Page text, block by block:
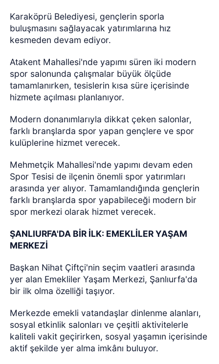
Karaköprü Belediyesi, gençlerin sporla
buluşmasını sağlayacak yatırımlarına hız
kesmeden devam ediyor.
Atakent Mahallesi'nde yapımı süren iki modern
spor salonunda çalışmalar büyük ölçüde
tamamlanırken, tesislerin kısa süre içerisinde
hizmete açılması planlanıyor.
Modern donanımlarıyla dikkat çeken salonlar,
farklı branşlarda spor yapan gençlere ve spor
kulüplerine hizmet verecek.
Mehmetçik Mahallesi'nde yapımı devam eden
Spor Tesisi de ilçenin önemli spor yatırımları
arasında yer alıyor. Tamamlandığında gençlerin
farklı branşlarda spor yapabileceği modern bir
spor merkezi olarak hizmet verecek.
ŞANLIURFA'DA BİR İLK: EMEKLİLER YAŞAM
MERKEZİ
Başkan Nihat Çiftçi'nin seçim vaatleri arasında
yer alan Emekliler Yaşam Merkezi, Şanlıurfa'da
bir ilk olma özelliği taşıyor.
Merkezde emekli vatandaşlar dinlenme alanları,
sosyal etkinlik salonları ve çeşitli aktivitelerle
kaliteli vakit geçirirken, sosyal yaşamın içerisinde
aktif şekilde yer alma imkânı buluyor.